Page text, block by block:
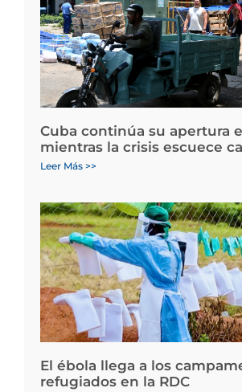
Cuba continúa su apertura
mientras la crisis escuece
Leer Más >>
El ébola llega a los
refugiados en la RDC